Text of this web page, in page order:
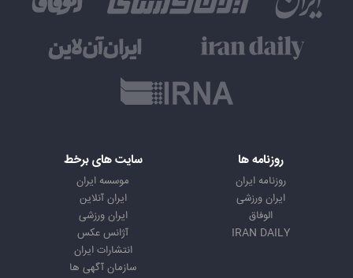
روزنامه ها
روزنامه ایران
ایران ورزشی
الوفاق
IRAN DAILY
سایت های برخط
موسسه ایران
ایران آنلاین
ایران ورزشی
آژانس عکس
انتشارات ایران
سازمان آگهی ها